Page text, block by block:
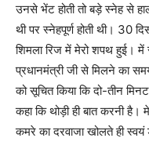
उनसे भेंट होती तो बड़े स्नेह से
थी पर स्नेहपूर्ण होती थी। 30
शिमला रिज में मेरो शपथ हुई। में
प्रधानमंत्री जी से मिलने का
को सूचित किया कि दो-तीन
कहा कि थोड़ी ही बात करनी
कमरे का दरवाजा खोलते ही स्वयं